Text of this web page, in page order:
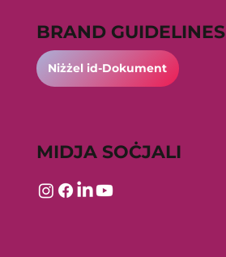
MIDJA SOĊJALI
BRAND GUIDELINES
Niżżel id-Dokument